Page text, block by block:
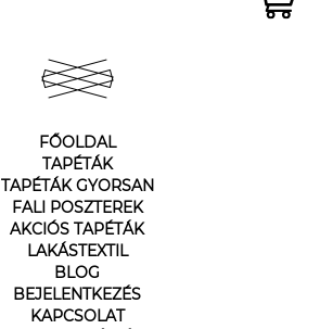
FŐOLDAL
TAPÉTÁK
TAPÉTÁK GYORSAN
FALI POSZTEREK
AKCIÓS TAPÉTÁK
LAKÁSTEXTIL
BLOG
BEJELENTKEZÉS
KAPCSOLAT